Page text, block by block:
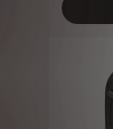
28,28
updated